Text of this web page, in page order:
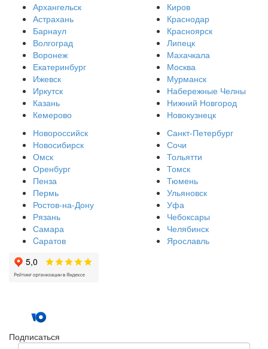
Архангельск
Астрахань
Барнаул
Волгоград
Воронеж
Екатеринбург
Ижевск
Иркутск
Казань
Кемерово
Киров
Краснодар
Красноярск
Липецк
Махачкала
Москва
Мурманск
Набережные Челны
Нижний Новгород
Новокузнецк
Новороссийск
Новосибирск
Омск
Оренбург
Пенза
Пермь
Ростов-на-Дону
Рязань
Самара
Cаратов
Санкт-Петербург
Сочи
Тольятти
Томск
Тюмень
Ульяновск
Уфа
Чебоксары
Челябинск
Ярославль
Подписаться